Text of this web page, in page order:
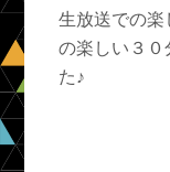
生放送での楽
の楽しい３０
た♪